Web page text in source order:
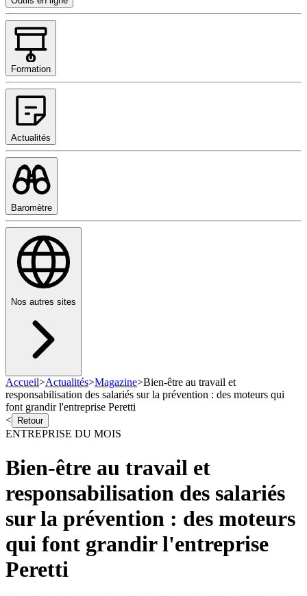
Formation
Actualités
Baromètre
Nos autres sites
Accueil>Actualités>Magazine>Bien-être au travail et
responsabilisation des salariés sur la prévention : des moteurs qui
font grandir l'entreprise Peretti
<
Retour
ENTREPRISE DU MOIS
Bien-être au travail et
responsabilisation des salariés
sur la prévention : des moteurs
qui font grandir l'entreprise
Peretti